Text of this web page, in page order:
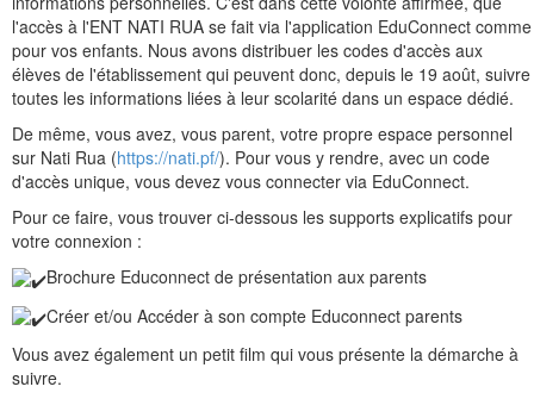
l'accès à l'ENT NATI RUA se fait via l'application EduConnect comme
pour vos enfants. Nous avons distribuer les codes d'accès aux
élèves de l'établissement qui peuvent donc, depuis le 19 août, suivre
toutes les informations liées à leur scolarité dans un espace dédié.
De même, vous avez, vous parent, votre propre espace personnel
sur Nati Rua (https://nati.pf/). Pour vous y rendre, avec un code
d'accès unique, vous devez vous connecter via EduConnect.
Pour ce faire, vous trouver ci-dessous les supports explicatifs pour
votre connexion :
Brochure Educonnect de présentation aux parents
Créer et/ou Accéder à son compte Educonnect parents
Vous avez également un petit film qui vous présente la démarche à
suivre.